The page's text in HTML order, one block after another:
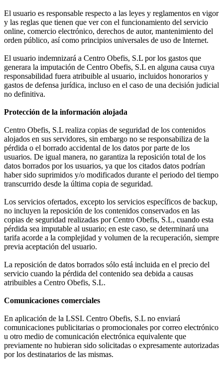
El usuario es responsable respecto a las leyes y reglamentos en vigor
y las reglas que tienen que ver con el funcionamiento del servicio
online, comercio electrónico, derechos de autor, mantenimiento del
orden público, así como principios universales de uso de Internet.
El usuario indemnizará a Centro Obefis, S.L por los gastos que
generara la imputación de Centro Obefis, S.L en alguna causa cuya
responsabilidad fuera atribuible al usuario, incluidos honorarios y
gastos de defensa jurídica, incluso en el caso de una decisión judicial
no definitiva.
Protección de la información alojada
Centro Obefis, S.L realiza copias de seguridad de los contenidos
alojados en sus servidores, sin embargo no se responsabiliza de la
pérdida o el borrado accidental de los datos por parte de los
usuarios. De igual manera, no garantiza la reposición total de los
datos borrados por los usuarios, ya que los citados datos podrían
haber sido suprimidos y/o modificados durante el periodo del tiempo
transcurrido desde la última copia de seguridad.
Los servicios ofertados, excepto los servicios específicos de backup,
no incluyen la reposición de los contenidos conservados en las
copias de seguridad realizadas por Centro Obefis, S.L, cuando esta
pérdida sea imputable al usuario; en este caso, se determinará una
tarifa acorde a la complejidad y volumen de la recuperación, siempre
previa aceptación del usuario.
La reposición de datos borrados sólo está incluida en el precio del
servicio cuando la pérdida del contenido sea debida a causas
atribuibles a Centro Obefis, S.L.
Comunicaciones comerciales
En aplicación de la LSSI. Centro Obefis, S.L no enviará
comunicaciones publicitarias o promocionales por correo electrónico
u otro medio de comunicación electrónica equivalente que
previamente no hubieran sido solicitadas o expresamente autorizadas
por los destinatarios de las mismas.